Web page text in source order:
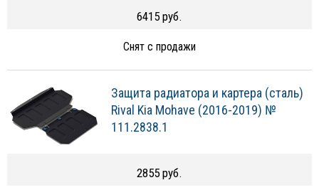
6415 руб.
Снят с продажи
Защита радиатора и картера (сталь)
Rival Kia Mohave (2016-2019) №
111.2838.1
2855 руб.